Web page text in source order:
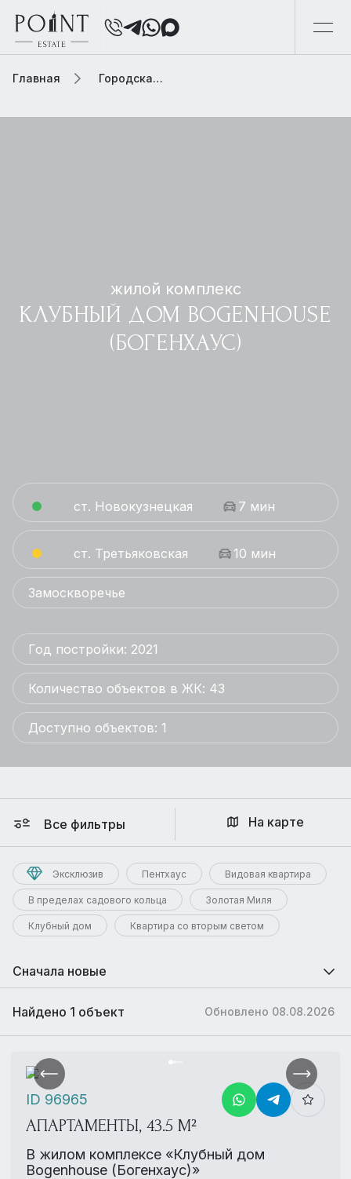
Главная Городская элитная недвижимость
жилой комплекс
КЛУБНЫЙ ДОМ BOGENHOUSE
(БОГЕНХАУС)
ст. Новокузнецкая 7 мин
ст. Третьяковская 10 мин
Замоскворечье
Год постройки: 2021
Количество объектов в ЖК: 43
Доступно объектов: 1
Все фильтры
Эксклюзив Пентхаус Видовая квартира
В пределах садового кольца Золотая Миля
Клубный дом Квартира со вторым светом
На карте
Сначала новые
Обновлено 08.08.2026
Найдено 1 объект
АПАРТАМЕНТЫ, 43.5 М²
В жилом комплексе «Клубный дом
Bogenhouse (Богенхаус)»
ID 96965